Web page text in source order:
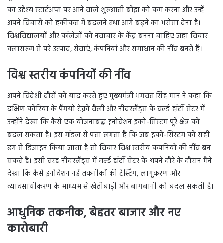
का उद्देश्य स्टार्टअप्स पर आने वाले शुरुआती बोझ को कम करना और उन्हें
अपने विचारों को हकीकत में बदलने तथा आगे बढ़ने का भरोसा देना है।
विश्वविद्यालयों और कॉलेजों को नवाचार के केंद्र बनना चाहिए जहां विचार
क्लासरूम से परे उत्पाद, सेवाएं, कंपनियां और समाधान की नींव बनते हैं।
विश्व स्तरीय कंपनियों की नींव
अपने विदेशी दौरों को याद करते हुए मुख्यमंत्री भगवंत सिंह मान ने कहा कि
दक्षिण कोरिया के पैंगयो टेक्नो वैली और नीदरलैंड्स के वर्ल्ड हॉर्टी सेंटर में
उन्होंने देखा कि कैसे एक योजनाबद्ध इनोवेशन इको-सिस्टम पूरे क्षेत्र को
बदल सकता है। इस मॉडल से पता लगता है कि जब इको-सिस्टम को सही
ढंग से डिज़ाइन किया जाता है तो विचार विश्व स्तरीय कंपनियों की नींव बन
सकते हैं। इसी तरह नीदरलैंड्स में वर्ल्ड हॉर्टी सेंटर के अपने दौरे के दौरान मैंने
देखा कि कैसे इनोवेशन नई तकनीकों की टेस्टिंग, लागूकरण और
व्यावसायीकरण के माध्यम से खेतीबाड़ी और बागबानी को बदल सकती है।
आधुनिक तकनीक, बेहतर बाजार और नए
कारोबारी